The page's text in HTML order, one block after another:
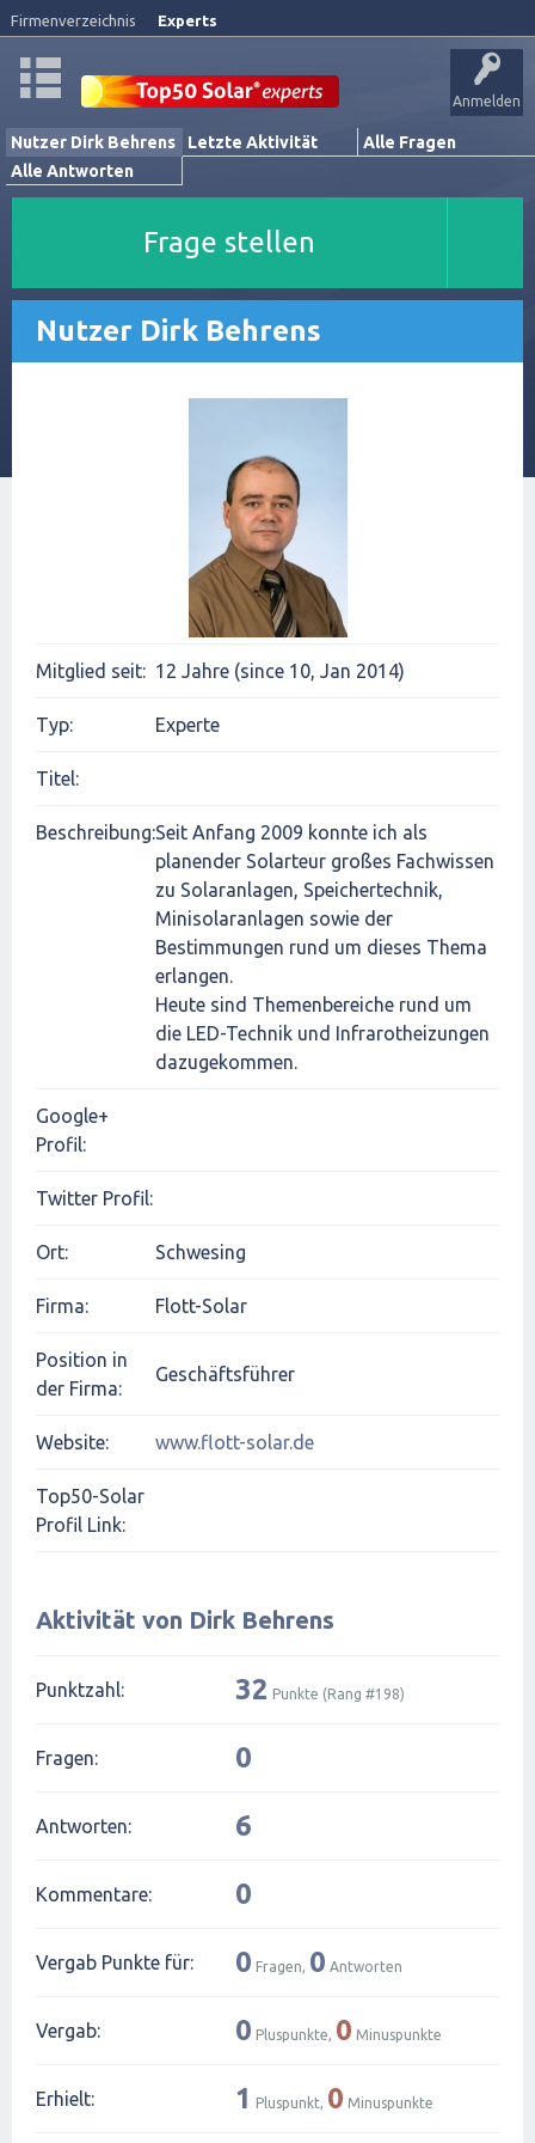
Firmenverzeichnis Experts
Anmelden
Nutzer Dirk Behrens Letzte Aktivität
Alle Fragen
Alle Antworten
Frage stellen
Nutzer Dirk Behrens
Mitglied seit: 12 Jahre (since 10, Jan 2014)
Typ: Experte
Titel:
Beschreibung:Seit Anfang 2009 konnte ich als
planender Solarteur großes Fachwissen
zu Solaranlagen, Speichertechnik,
Minisolaranlagen sowie der
Bestimmungen rund um dieses Thema
erlangen.
Heute sind Themenbereiche rund um
die LED-Technik und Infrarotheizungen
dazugekommen.
Google+
Profil:
Twitter Profil:
Ort: Schwesing
Firma: Flott-Solar
Position in
der Firma:
Geschäftsführer
Website: www.flott-solar.de
Top50-Solar
Profil Link:
Aktivität von Dirk Behrens
Punktzahl: 32 Punkte (Rang #198)
Fragen: 0
Antworten: 6
Kommentare: 0
Vergab Punkte für: 0 Fragen, 0 Antworten
Vergab: 0 Pluspunkte, 0 Minuspunkte
Erhielt: 1 Pluspunkt, 0 Minuspunkte